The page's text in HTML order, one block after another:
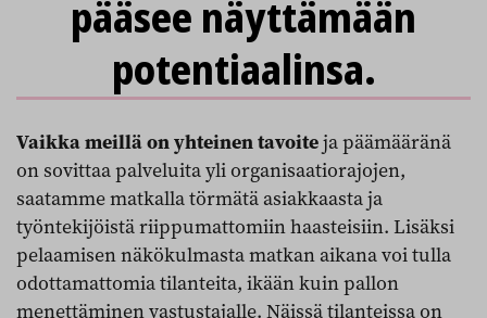
pääsee näyttämään
potentiaalinsa.
Vaikka meillä on yhteinen tavoiteja päämääränä
on sovittaa palveluita yli organisaatiorajojen,
saatamme matkalla törmätä asiakkaasta ja
työntekijöistä riippumattomiin haasteisiin. Lisäksi
pelaamisen näkökulmasta matkan aikana voi tulla
odottamattomia tilanteita, ikään kuin pallon
menettäminen vastustajalle. Näissä tilanteissa on